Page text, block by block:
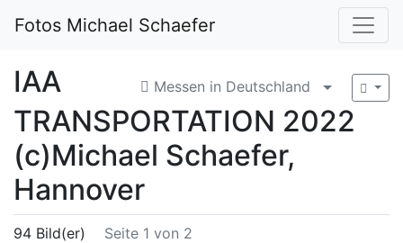
Fotos Michael Schaefer
Messen in Deutschland Menü
IAA
TRANSPORTATION 2022
(c)Michael Schaefer,
Hannover
94 Bild(er) Seite 1 von 2